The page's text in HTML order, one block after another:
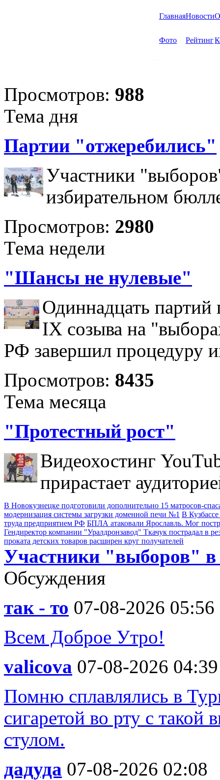
ГлавнаяНовости
Фото Рейтинг
Просмотров: 988
Тема дня
Партии "отжеребились"
Участники
избирательном
Просмотров: 2980
Тема недели
"Шансы не нулевые"
Одиннадцать партий
IX созыва на
РФ завершил процедуру
Просмотров: 8435
Тема месяца
"Протестный рост"
Видеохостинг
прирастает
В Новокузнецке подготовили дополнительно 15 матросов-
модернизация системы загрузки доменной печи №1 В
труда предприятием РФ БПЛА атаковали Ярославль. Мог
Гендиректор компании "Уралдронзавод" Ткачук пострадал в
проката детских товаров расширен круг получателей
Участники "выборов" в
Обсуждения
так - то 07-08-2026 05:56
Всем Доброе Утро!
valicova 07-08-2026 04:39
Помню сплавлялись в
сигаретой во рту с
стулом.
дадуда 07-08-2026 02:08